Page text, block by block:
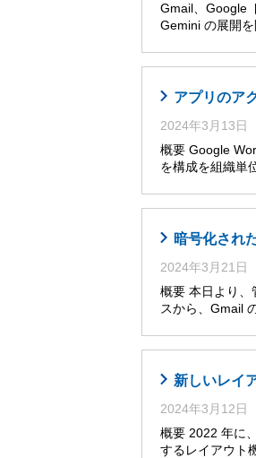
Gmail、Google
Gemini の展開
アプリのア
2024年3月13日
概要 Google
を構成を組織単
暗号化され
2024年3月21日
概要 本日より
スから、Gmail
新しいレイ
2024年3月12日
概要 2022 年に
するレイアウト